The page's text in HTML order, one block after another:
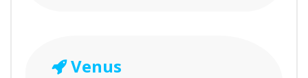
Venus